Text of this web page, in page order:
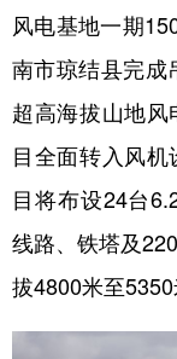
风电基地一期
南市琼结县完成
超高海拔山地
目全面转入风
目将布设24台
线路、铁塔及
拔4800米至5350